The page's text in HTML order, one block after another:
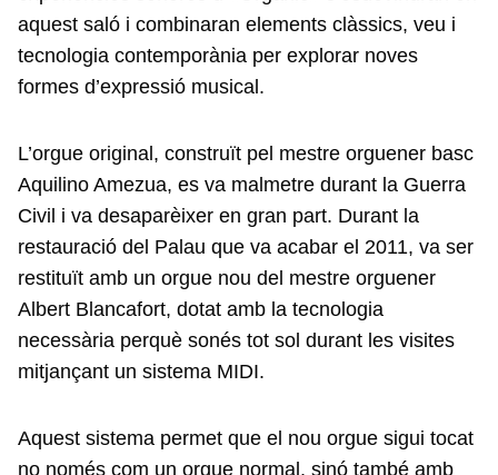
aquest saló i combinaran elements clàssics, veu i
tecnologia contemporània per explorar noves
formes d’expressió musical.
L’orgue original, construït pel mestre orguener basc
Aquilino Amezua, es va malmetre durant la Guerra
Civil i va desaparèixer en gran part. Durant la
restauració del Palau que va acabar el 2011, va ser
restituït amb un orgue nou del mestre orguener
Albert Blancafort, dotat amb la tecnologia
necessària perquè sonés tot sol durant les visites
mitjançant un sistema MIDI.
Aquest sistema permet que el nou orgue sigui tocat
no només com un orgue normal, sinó també amb